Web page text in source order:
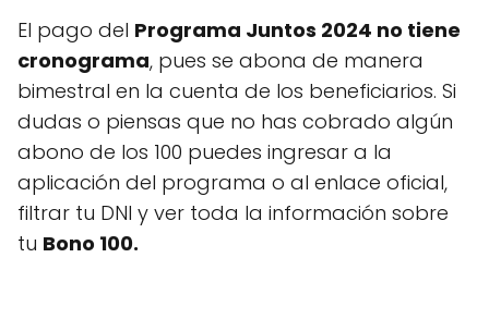
El pago del Programa Juntos 2024 no tiene
cronograma, pues se abona de manera
bimestral en la cuenta de los beneficiarios. Si
dudas o piensas que no has cobrado algún
abono de los 100 puedes ingresar a la
aplicación del programa o al enlace oficial,
filtrar tu DNI y ver toda la información sobre
tu Bono 100.